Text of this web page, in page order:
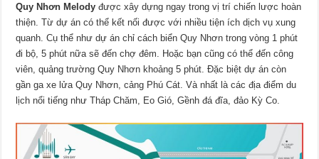
Quy Nhơn Melody được xây dựng ngay trong vị trí chiến lược hoàn
thiện. Từ dự án có thể kết nối được với nhiều tiện ích dịch vụ xung
quanh. Cụ thể như dự án chỉ cách biển Quy Nhơn trong vòng 1 phút
đi bộ, 5 phút nữa sẽ đến chợ đêm. Hoặc bạn cũng có thể đến công
viên, quảng trường Quy Nhơn khoảng 5 phút. Đặc biệt dự án còn
gần ga xe lửa Quy Nhơn, cảng Phú Cát. Và nhất là các địa điểm du
lịch nổi tiếng như Tháp Chăm, Eo Gió, Gềnh đá đĩa, đảo Kỳ Co.